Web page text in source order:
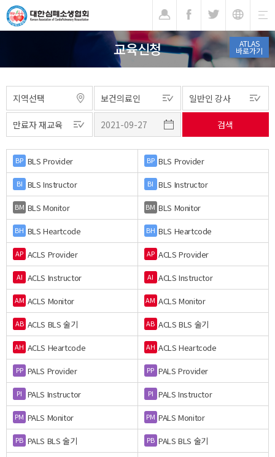
ATLAS
바로가기
교육신청
BP BLS Provider BP BLS Provider
BI BLS Instructor BI BLS Instructor
BM BLS Monitor BM BLS Monitor
BH BLS Heartcode BH BLS Heartcode
AP ACLS Provider AP ACLS Provider
AI ACLS Instructor AI ACLS Instructor
AM ACLS Monitor AM ACLS Monitor
AB ACLS BLS 술기 AB ACLS BLS 술기
AH ACLS Heartcode AH ACLS Heartcode
PP PALS Provider PP PALS Provider
PI PALS Instructor PI PALS Instructor
PM PALS Monitor PM PALS Monitor
PB PALS BLS 술기 PB PALS BLS 술기